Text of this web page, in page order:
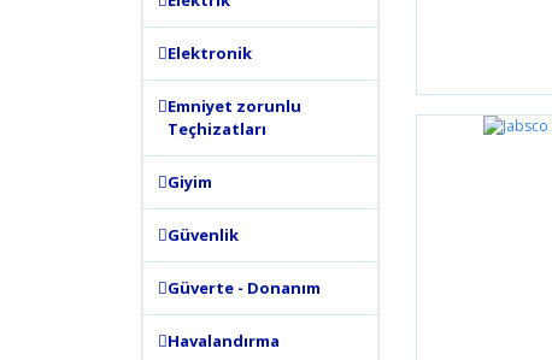
Elektronik
Emniyet zorunlu
Teçhizatları
Giyim
Güvenlik
Güverte - Donanım
Havalandırma